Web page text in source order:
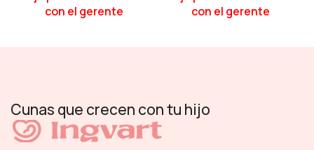
Cunas que crecen con tu hijo